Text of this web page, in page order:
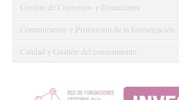
Gestión de Convenios y Donaciones
Comunicación y Promoción de la Investigación
Calidad y Gestión del conocimiento